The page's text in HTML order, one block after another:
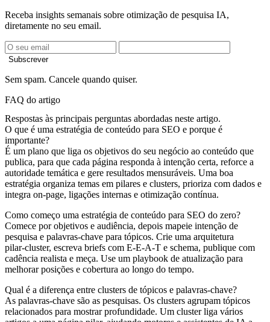
Receba insights semanais sobre otimização de pesquisa IA,
diretamente no seu email.
Subscrever
Sem spam. Cancele quando quiser.
FAQ do artigo
Respostas às principais perguntas abordadas neste artigo.
O que é uma estratégia de conteúdo para SEO e porque é
importante?
É um plano que liga os objetivos do seu negócio ao conteúdo que
publica, para que cada página responda à intenção certa, reforce a
autoridade temática e gere resultados mensuráveis. Uma boa
estratégia organiza temas em pilares e clusters, prioriza com dados e
integra on‑page, ligações internas e otimização contínua.
Como começo uma estratégia de conteúdo para SEO do zero?
Comece por objetivos e audiência, depois mapeie intenção de
pesquisa e palavras‑chave para tópicos. Crie uma arquitetura
pilar‑cluster, escreva briefs com E‑E‑A‑T e schema, publique com
cadência realista e meça. Use um playbook de atualização para
melhorar posições e cobertura ao longo do tempo.
Qual é a diferença entre clusters de tópicos e palavras‑chave?
As palavras‑chave são as pesquisas. Os clusters agrupam tópicos
relacionados para mostrar profundidade. Um cluster liga vários